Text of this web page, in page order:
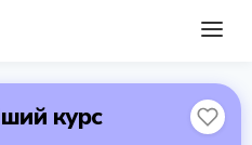
курс